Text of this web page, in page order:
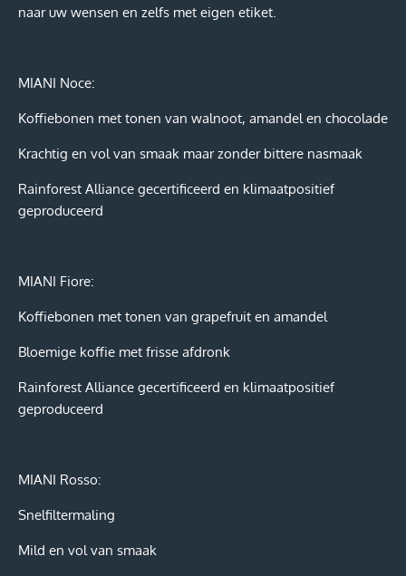
naar uw wensen en zelfs met eigen etiket.
MIANI Noce:
Koffiebonen met tonen van walnoot, amandel en chocolade
Krachtig en vol van smaak maar zonder bittere nasmaak
Rainforest Alliance gecertificeerd en klimaatpositief
geproduceerd
MIANI Fiore:
Koffiebonen met tonen van grapefruit en amandel
Bloemige koffie met frisse afdronk
Rainforest Alliance gecertificeerd en klimaatpositief
geproduceerd
MIANI Rosso:
Snelfiltermaling
Mild en vol van smaak